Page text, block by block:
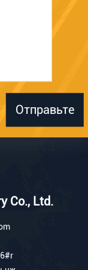
Отправьте
Co., Ltd.